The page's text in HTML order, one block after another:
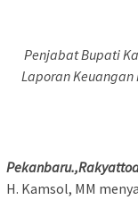
Penjabat Bupati
Laporan
H. Kamsol, MM